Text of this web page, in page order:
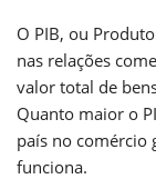
O PIB, ou
nas relações
valor total de
Quanto maior o
país no comércio
funciona.